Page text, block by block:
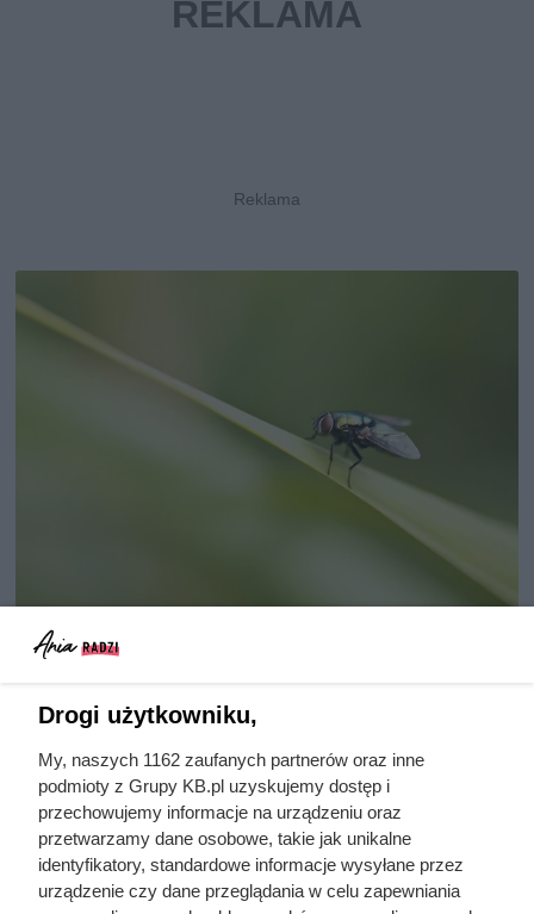
zapachy, rośliny i inne skuteczne
preparaty
Muchy do domu dostają się zwłaszcza w okresie lata, kiedy
otwieramy drzwi, okna i balkony. Sprawdź koniecznie, co
odstrasza muchy w domu oraz jakie preparaty na muchy
Drogi użytkowniku,
My, naszych 1162 zaufanych partnerów oraz inne
podmioty z Grupy KB.pl uzyskujemy dostęp i
przechowujemy informacje na urządzeniu oraz
przetwarzamy dane osobowe, takie jak unikalne
identyfikatory, standardowe informacje wysyłane przez
urządzenie czy dane przeglądania w celu zapewniania